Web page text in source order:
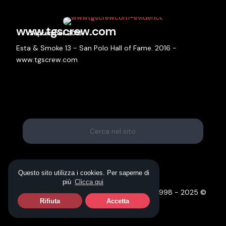
Questo sito utilizza i cookies. Per saperne di
più Clicca qui
Rifiuta Accetta
September 2016
www.tgscrew.com
Esta & Smoke 13 - San Polo Hall of Fame. 2016 -
www.tgscrew.com
Esta & Smoke13 Experiences • TGSCREW 1998 - 2025 ©
Privacy policy Cookie policy